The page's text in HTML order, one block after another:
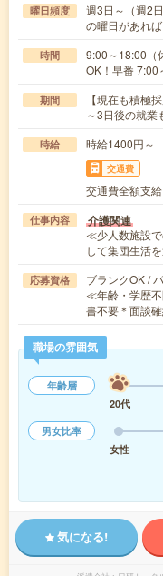
曜日頻度
週3日～（週2
の曜日があれ
時間
9:00～18:00（
OK！早番
期間
【現在も積極
～3日後の就業
時給 時給1400円～
交通費
交通費全額支
仕事内容 介護関連
≪少人数施設
して集団生活
応募資格
ブランクOK /
≪年齢・学歴
書不要＊面談
職場の雰囲気
年齢層
20代
男女比率
女性
気になる!